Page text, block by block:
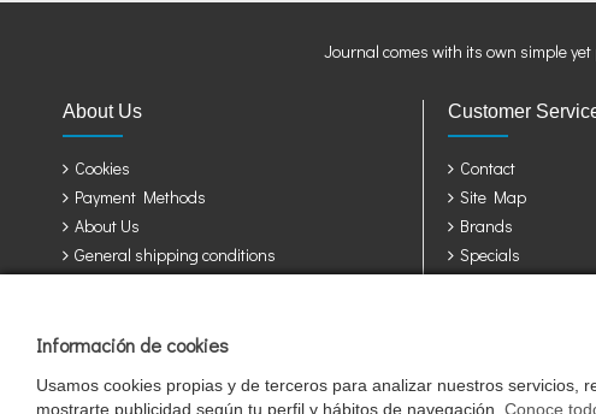
Journal comes with its own simple
About Us
Cookies
Payment Methods
About Us
General shipping conditions
Customer
Contact
Site Map
Brands
Specials
Jaulas y accesorios para sus pájaros: Álava, Albacete, Alicante, Almería,
Girona, Granada, Guadalajara, Guipuzcoa, Huelva, Huesca, Jaen, León, Lleida,
Valladolid, Vizcaya, Zamora, Zaragoza.
Información de cookies
Usamos cookies propias y de terceros para analizar nuestros servicios,
mostrarte publicidad según tu perfil y hábitos de navegación. Conoce